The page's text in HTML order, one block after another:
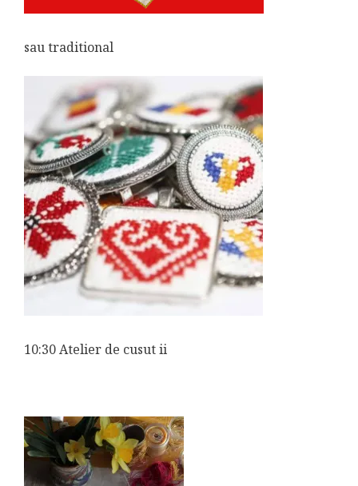
sau traditional
10:30 Atelier de cusut ii